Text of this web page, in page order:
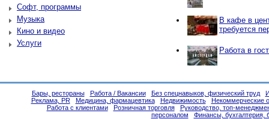
Софт, программы
Музыка
Кино и видео
Услуги
В кафе в
требуется
Работа в
Бары, рестораны Работа / Вакансии Без спецнавыков, физический труд
Реклама, PR
Медицина, фармацевтика Недвижимость
Некоммерческие
Работа с клиентами
Розничная торговля
Руководство, топ-
персоналом
Финансы, бухгалтерия,